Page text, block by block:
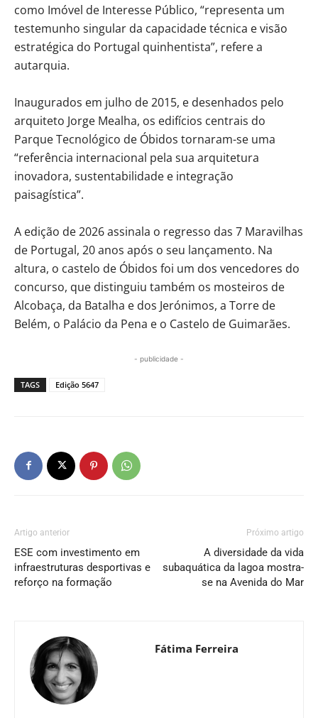
como Imóvel de Interesse Público, “representa um
testemunho singular da capacidade técnica e visão
estratégica do Portugal quinhentista”, refere a
autarquia.
Inaugurados em julho de 2015, e desenhados pelo
arquiteto Jorge Mealha, os edifícios centrais do
Parque Tecnológico de Óbidos tornaram-se uma
“referência internacional pela sua arquitetura
inovadora, sustentabilidade e integração
paisagística”.
A edição de 2026 assinala o regresso das 7 Maravilhas
de Portugal, 20 anos após o seu lançamento. Na
altura, o castelo de Óbidos foi um dos vencedores do
concurso, que distinguiu também os mosteiros de
Alcobaça, da Batalha e dos Jerónimos, a Torre de
Belém, o Palácio da Pena e o Castelo de Guimarães.
- publicidade -
TAGS Edição 5647
Artigo anterior
ESE com investimento em
infraestruturas desportivas e
reforço na formação
Próximo artigo
A diversidade da vida
subaquática da lagoa mostra-
se na Avenida do Mar
Fátima Ferreira